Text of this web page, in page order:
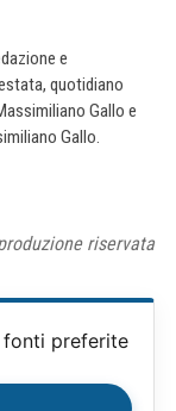
e
quotidiano
Gallo e
Gallo.
riservata
fonti preferite